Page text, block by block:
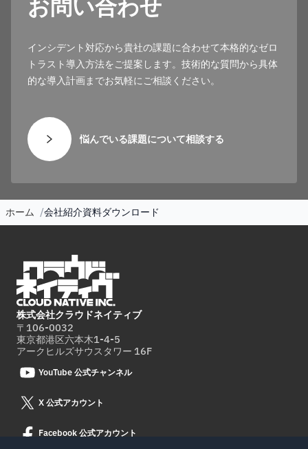
お問い合わせ
インシデント対応から貴社の課題に合わせて本格的なゼロ
トラスト導入方法をご提案します。技術的な質問から具体
的な導入計画までお気軽にご相談ください。
悩んでいる課題について相談する
ホーム 会社紹介資料ダウンロード
株式会社クラウドネイティブ
〒106-0032
東京都港区六本木1-4-5
アークヒルズサウスタワー 16F
YouTube 公式チャンネル
X 公式アカウント
Facebook 公式アカウント